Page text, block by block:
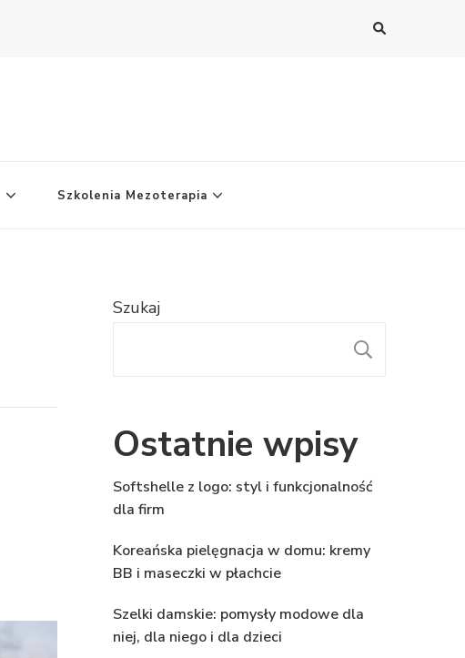
Szkolenia Mezoterapia
Szukaj
Ostatnie wpisy
Softshelle z logo: styl i funkcjonalność
dla firm
Koreańska pielęgnacja w domu: kremy
BB i maseczki w płachcie
Szelki damskie: pomysły modowe dla
niej, dla niego i dla dzieci